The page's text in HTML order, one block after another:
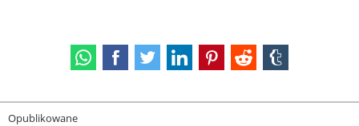
Opublikowane